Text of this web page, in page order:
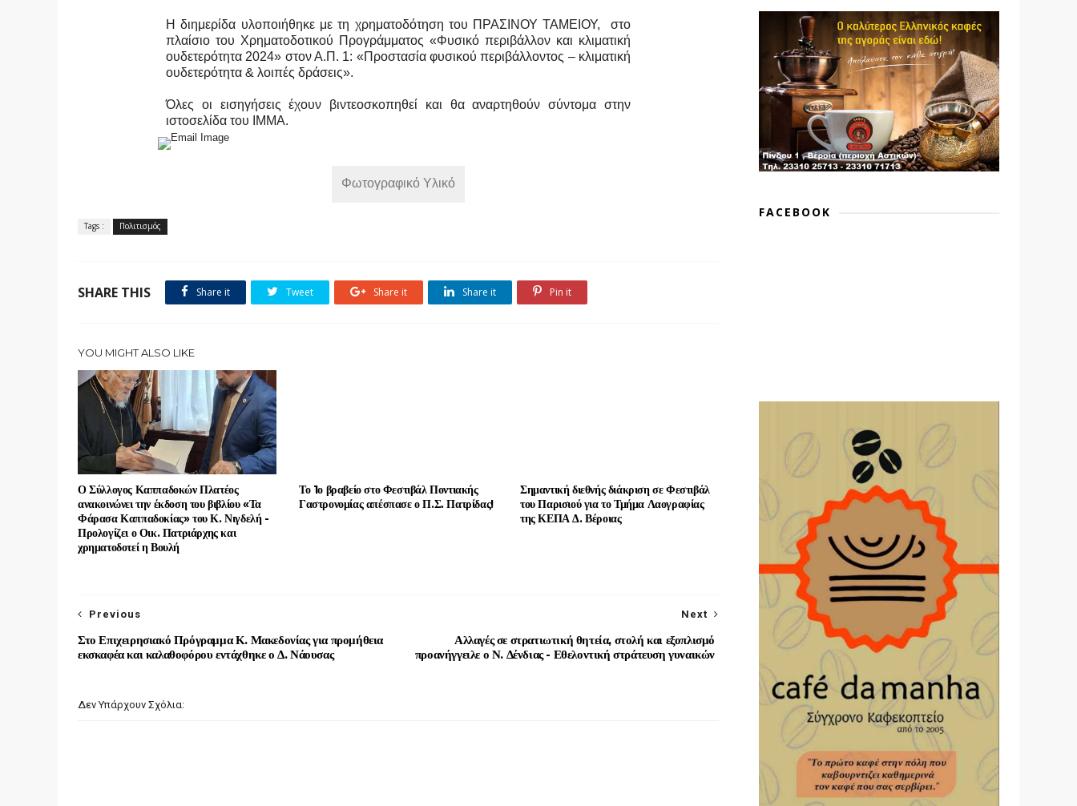
Η διημερίδα υλοποιήθηκε με τη χρηματοδότηση του ΠΡΑΣΙΝΟΥ ΤΑΜΕΙΟΥ, στο
πλαίσιο του Χρηματοδοτικού Προγράμματος «Φυσικό περιβάλλον και κλιματική
ουδετερότητα 2024» στον Α.Π. 1: «Προστασία φυσικού περιβάλλοντος – κλιματική
ουδετερότητα & λοιπές δράσεις».
Όλες οι εισηγήσεις έχουν βιντεοσκοπηθεί και θα αναρτηθούν σύντομα στην
ιστοσελίδα του ΙΜΜΑ.
Φωτογραφικό Υλικό
Tags : Πολιτισμός
SHARE THIS Share it Tweet Share it Share it Pin it
YOU MIGHT ALSO LIKE
Ο Σύλλογος Καππαδοκών Πλατέος
ανακοινώνει την έκδοση του βιβλίου «Τα
Φάρασα Καππαδοκίας» του Κ. Νιγδελή -
Προλογίζει ο Οικ. Πατριάρχης και
χρηματοδοτεί η Βουλή
Το 1ο βραβείο στο Φεστιβάλ Ποντιακής
Γαστρονομίας απέσπασε ο Π.Σ. Πατρίδας!
Σημαντική διεθνής διάκριση σε Φεστιβάλ
του Παρισιού για το Τμήμα Λαογραφίας
της ΚΕΠΑ Δ. Βέροιας
Next
Αλλαγές σε στρατιωτική θητεία, στολή και εξοπλισμό
προανήγγειλε ο Ν. Δένδιας - Εθελοντική στράτευση γυναικών
Previous
Στο Επιχειρησιακό Πρόγραμμα Κ. Μακεδονίας για προμήθεια
εκσκαφέα και καλαθοφόρου εντάχθηκε ο Δ. Νάουσας
Δεν Υπάρχουν Σχόλια:
FACEBOOK